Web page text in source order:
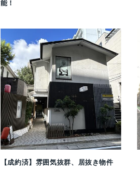
能！
【成約済】雰囲気抜群、居抜き物件